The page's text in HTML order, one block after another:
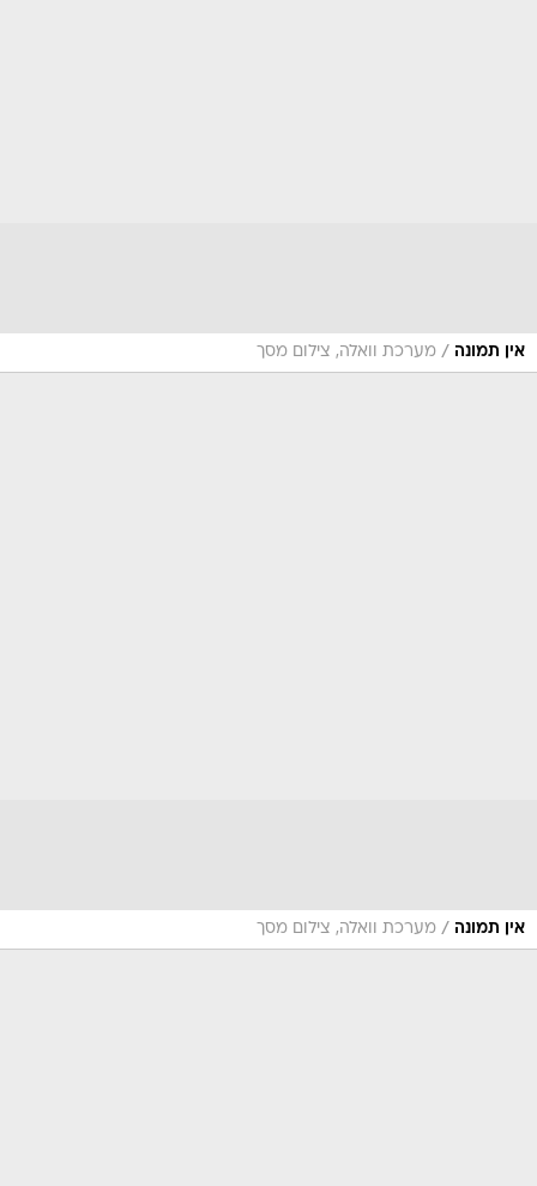
אין תמונה / מערכת וואלה, צילום מסך
אין תמונה / מערכת וואלה, צילום מסך